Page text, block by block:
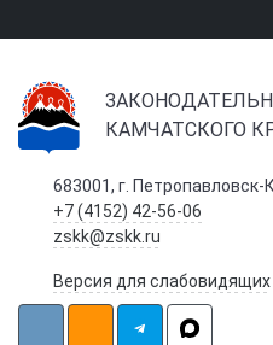
КАМЧАТСКОГО
683001, г. Петропавловск-
+7 (4152) 42-56-06
zskk@zskk.ru
Версия для слабовидящих